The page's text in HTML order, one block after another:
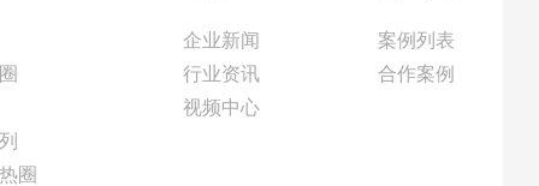
圈
企业新闻
行业资讯
视频中心
案例列表
合作案例